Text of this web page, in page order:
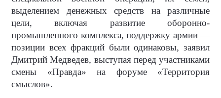
выделением денежных средств на различные
цели, включая развитие оборонно-
промышленного комплекса, поддержку армии —
позиции всех фракций были одинаковы, заявил
Дмитрий Медведев, выступая перед участниками
смены «Правда» на форуме «Территория
смыслов».